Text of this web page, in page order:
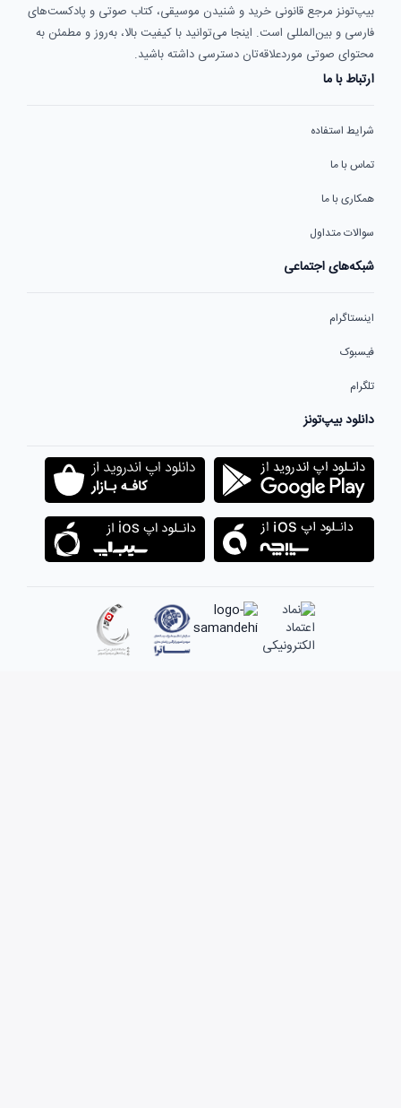
بیپ‌تونز مرجع قانونی خرید و شنیدن موسیقی، کتاب صوتی و پادکست‌های
فارسی و بین‌المللی است. اینجا می‌توانید با کیفیت بالا، به‌روز و مطمئن به
محتوای صوتی موردعلاقه‌تان دسترسی داشته باشید.
ارتباط با ما
شرایط استفاده
تماس با ما
همکاری با ما
سوالات متداول
شبکه‌های اجتماعی
اینستاگرام
فیسبوک
تلگرام
دانلود بیپ‌تونز